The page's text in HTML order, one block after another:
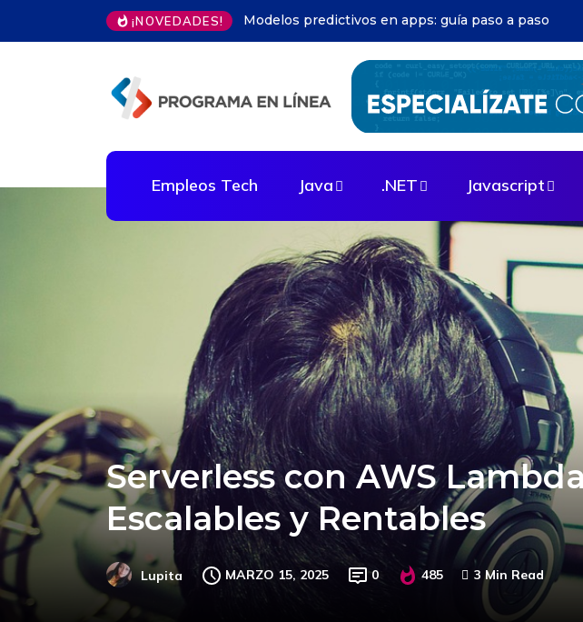
¡NOVEDADES! Automatización infraestructura DevOps: evita
Empleos Tech Java .NET Javascript
Serverless con AWS
Escalables y Rentables
Lupita MARZO 15, 2025 0 485 3 Min Read